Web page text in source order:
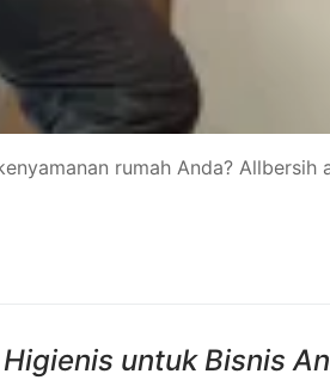
rumah Anda?
untuk Bisnis